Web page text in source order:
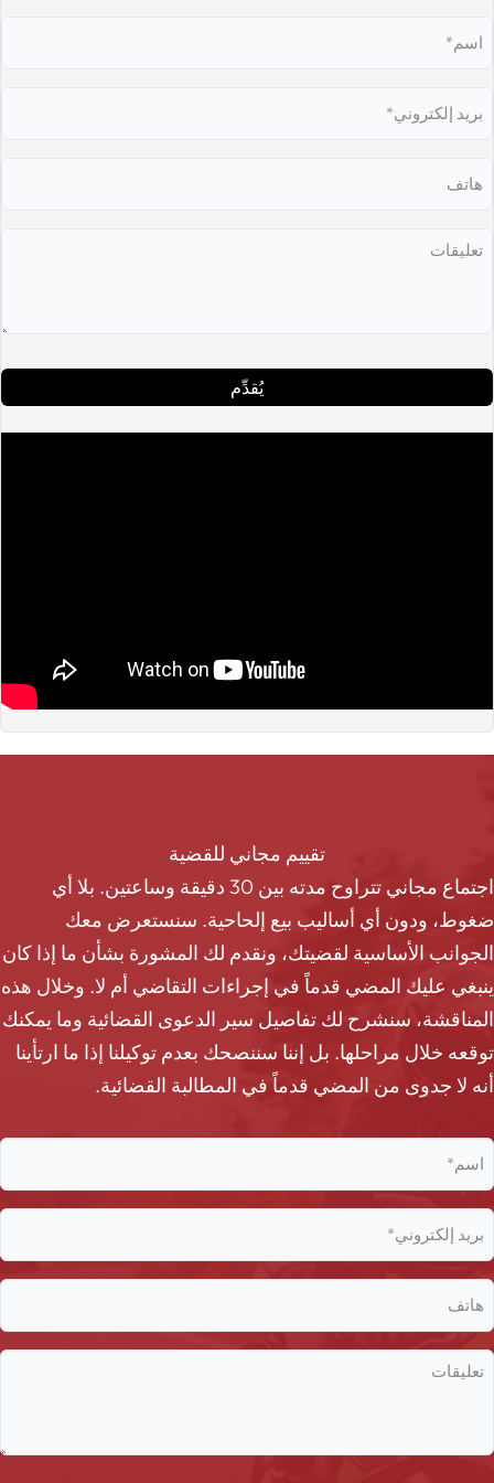
تقييم مجاني للقضية
اجتماع مجاني تتراوح مدته بين 30 دقيقة وساعتين. بلا أي
ضغوط، ودون أي أساليب بيع إلحاحية. سنستعرض معك
الجوانب الأساسية لقضيتك، ونقدم لك المشورة بشأن ما إذا كان
ينبغي عليك المضي قدماً في إجراءات التقاضي أم لا. وخلال هذه
المناقشة، سنشرح لك تفاصيل سير الدعوى القضائية وما يمكنك
توقعه خلال مراحلها. بل إننا سننصحك بعدم توكيلنا إذا ما ارتأينا
أنه لا جدوى من المضي قدماً في المطالبة القضائية.